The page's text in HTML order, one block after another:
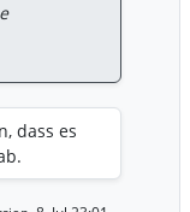
dass es